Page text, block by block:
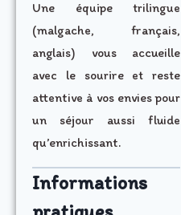
Une équipe trilingue
(malgache, français,
anglais) vous accueille
avec le sourire et reste
attentive à vos envies pour
un séjour aussi fluide
qu’enrichissant.
Informations